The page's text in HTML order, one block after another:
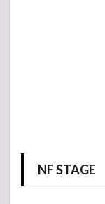
NF STAGE